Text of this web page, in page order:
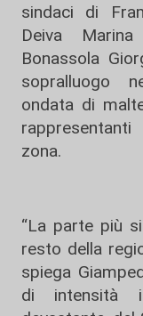
sindaci di
Deiva
Bonassola
sopralluogo
ondata di
zona.
“La parte più
resto della
spiega
di intensità